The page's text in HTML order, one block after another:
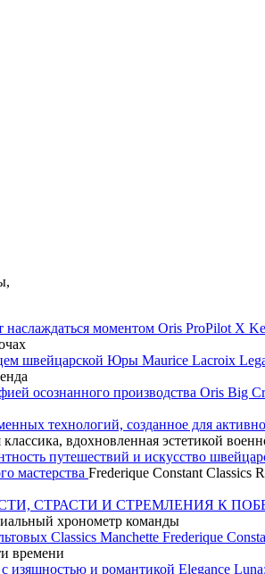
Oris ProPilot X
Maurice Lacroix
Oris Big
вдохновленная эстетикой
мастерства Frederique Constant Classics
хронометр команды
Frederique
времени
Elegance